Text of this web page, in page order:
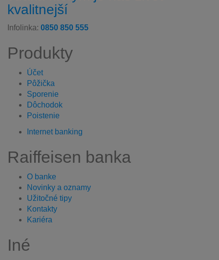
kvalitnejší
Infolinka: 0850 850 555
Produkty
Účet
Pôžička
Sporenie
Dôchodok
Poistenie
Internet banking
Raiffeisen banka
O banke
Novinky a oznamy
Užitočné tipy
Kontakty
Kariéra
Iné